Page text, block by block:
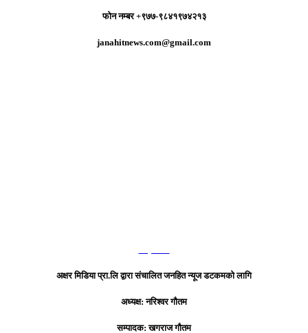
फोन नम्बर +९७७-९८४१९७४२१३
janahitnews.com@gmail.com
अक्षर मिडिया प्रा.लि द्वारा संचालित जनहित न्यूज डटकमको लागि
अध्यक्ष: नरिश्वर गौतम
सम्पादक: खगराज गौतम